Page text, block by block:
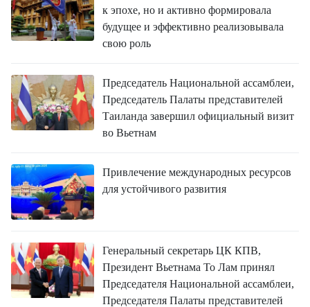
к эпохе, но и активно формировала
будущее и эффективно реализовывала
свою роль
Председатель Национальной ассамблеи,
Председатель Палаты представителей
Таиланда завершил официальный визит
во Вьетнам
Привлечение международных ресурсов
для устойчивого развития
Генеральный секретарь ЦК КПВ,
Президент Вьетнама То Лам принял
Председателя Национальной ассамблеи,
Председателя Палаты представителей